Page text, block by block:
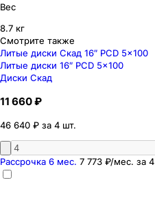
Вес
8.7 кг
Смотрите также
Литые диски Скад 16″ PCD 5x100
Литые диски 16″ PCD 5x100
Диски Скад
11 660 ₽
46 640 ₽ за 4 шт.
Рассрочка 6 мес. 7 773 ₽/мес. за 4